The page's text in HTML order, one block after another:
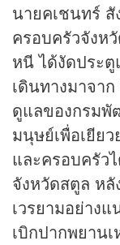
นายคเชนทร์
ครอบครัวจังห
หนี ได้งัดประ
เดินทางมาจา
ดูแลของกรมพั
มนุษย์เพื่อเยีย
และครอบครัว
จังหวัดสตูล ห
เวรยามอย่าง
เบิกปากพยาน